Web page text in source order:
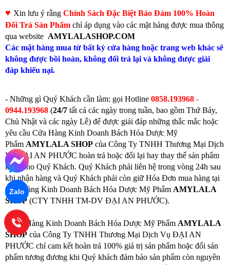
♥ Xin lưu ý rằng Chính Sách Đặc Biệt Bảo Đảm 100% Hoàn
Đổi Trả Sản Phẩm chỉ áp dụng vào các mặt hàng được mua thông
qua website AMYLALASHOP.COM
Các mặt hàng mua từ bất kỳ cửa hàng hoặc trang web khác sẽ
không được bồi hoàn, không đổi trả lại và không được giải
đáp khiếu nại.
- Những gì Quý Khách cần làm: gọi Hotline 0858.193968 -
0944.193968 (24/7 tất cả các ngày trong tuần, bao gồm Thứ Bảy,
Chủ Nhật và các ngày Lễ) để được giải đáp những thắc mắc hoặc
yêu cầu Cửa Hàng Kinh Doanh Bách Hóa Dược Mỹ
Phẩm AMYLALA SHOP của Công Ty TNHH Thương Mại Dịch
Vụ ĐẠI AN PHƯỚC hoàn trả hoặc đổi lại hay thay thế sản phẩm
khác cho Quý Khách. Quý Khách phải liên hệ trong vòng 24h sau
khi nhận hàng và Quý Khách phải còn giữ Hóa Đơn mua hàng tại
Cửa Hàng Kinh Doanh Bách Hóa Dược Mỹ Phẩm AMYLALA
SHOP (CTY TNHH TM-DV ĐẠI AN PHƯỚC).
Cửa Hàng Kinh Doanh Bách Hóa Dược Mỹ Phẩm AMYLALA
SHOP của Công Ty TNHH Thương Mại Dịch Vụ ĐẠI AN
PHƯỚC chỉ cam kết hoàn trả 100% giá trị sản phẩm hoặc đổi sản
phẩm tương đương khi Quý khách đảm bảo sản phẩm còn nguyên
Zalo